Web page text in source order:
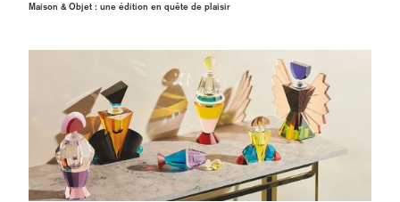
Maison & Objet : une édition en quête de plaisir